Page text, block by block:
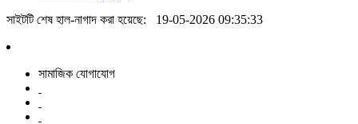
সাইটটি শেষ হাল-নাগাদ করা হয়েছে: 19-05-2026 09:35:33
সামাজিক যোগাযোগ